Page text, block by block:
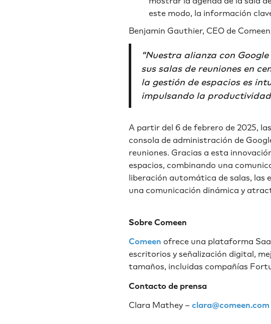
este modo, la información
Benjamin Gauthier, CEO de
"Nuestra alianza con
sus salas de reuniones en
la gestión de espacios es
impulsando la
A partir del 6 de febrero de 2025,
consola de administración de
reuniones. Gracias a esta
espacios, combinando una
liberación automática de salas, las
una comunicación dinámica y
Sobre Comeen
Comeen ofrece una plataforma
escritorios y señalización digital,
tamaños, incluidas compañías
Contacto de prensa
Clara Mathey – clara@comeen.com